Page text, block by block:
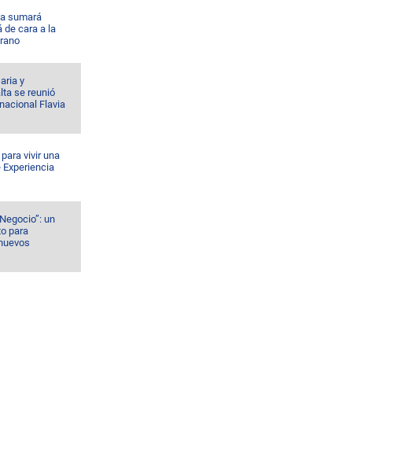
sumará
de cara a la
y
se reunió
Flavia
vivir una
Experiencia
un
para